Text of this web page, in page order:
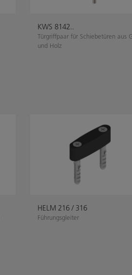
KWS 8142..
Türgriffpaar für Schiebetüren aus
und Holz
HELM 216 / 316
Führungsgleiter